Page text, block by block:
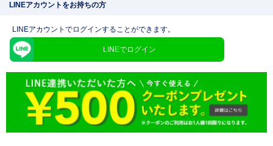
LINEアカウントをお持ちの方
LINEアカウントでログインすることができます。
LINEでログイン